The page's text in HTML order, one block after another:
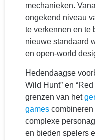
mechanieken.
ongekend niveau
te verkennen en te
nieuwe standaard
en open-world
Hedendaagse
Wild Hunt” en
grenzen van het
games
complexe
en bieden spelers